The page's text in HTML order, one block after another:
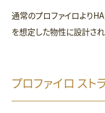
通常のプロファイロより
を想定した物性に設計され
プロファイロ スト